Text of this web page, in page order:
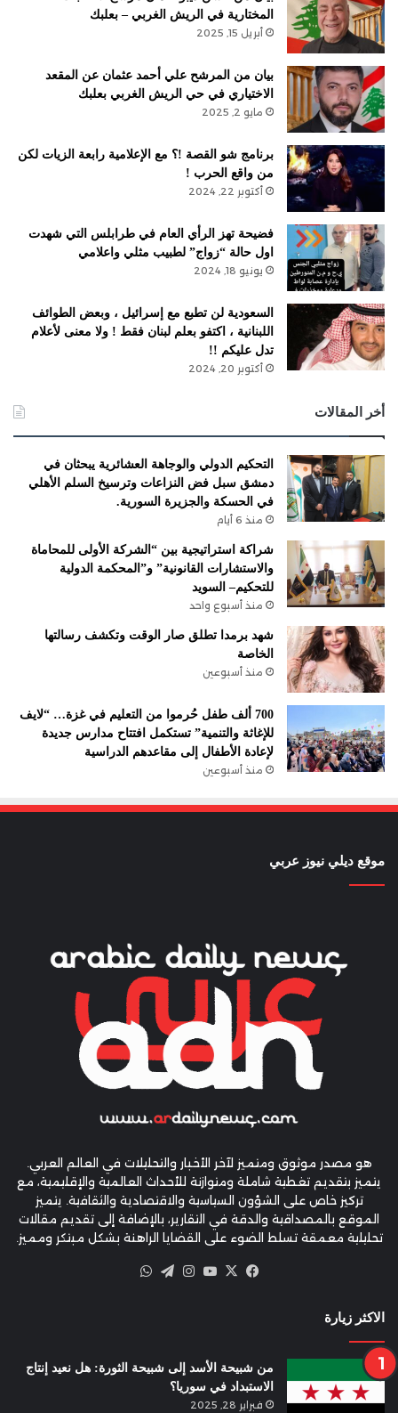
المختارية في الريش الغربي – بعلبك
أبريل 15, 2025
بيان من المرشح علي أحمد عثمان عن المقعد
الاختياري في حي الريش الغربي بعلبك
مايو 2, 2025
برنامج شو القصة !؟ مع الإعلامية رابعة الزيات لكن
من واقع الحرب !
أكتوبر 22, 2024
فضيحة تهز الرأي العام في طرابلس التي شهدت
اول حالة “زواج” لطبيب مثلي واعلامي
يونيو 18, 2024
السعودية لن تطبع مع إسرائيل ، وبعض الطوائف
اللبنانية ، اكتفو بعلم لبنان فقط ! ولا معنى لأعلام
تدل عليكم !!
أكتوبر 20, 2024
أخر المقالات
التحكيم الدولي والوجاهة العشائرية يبحثان في
دمشق سبل فض النزاعات وترسيخ السلم الأهلي
في الحسكة والجزيرة السورية.
منذ 6 أيام
شراكة استراتيجية بين “الشركة الأولى للمحاماة
والاستشارات القانونية” و”المحكمة الدولية
للتحكيم– السويد
منذ أسبوع واحد
شهد برمدا تطلق صار الوقت وتكشف رسالتها
الخاصة
منذ أسبوعين
700 ألف طفل حُرموا من التعليم في غزة… “لايف
للإغاثة والتنمية” تستكمل افتتاح مدارس جديدة
لإعادة الأطفال إلى مقاعدهم الدراسية
منذ أسبوعين
موقع ديلي نيوز عربي
هو مصدر موثوق ومتميز لآخر الأخبار والتحليلات في العالم العربي.
يتميز بتقديم تغطية شاملة ومتوازنة للأحداث العالمية والإقليمية، مع
تركيز خاص على الشؤون السياسية والاقتصادية والثقافية. يتميز
الموقع بالمصداقية والدقة في التقارير، بالإضافة إلى تقديم مقالات
تحليلية معمقة تسلط الضوء على القضايا الراهنة بشكل مبتكر ومميز.
فيسبوك
X يوتيوبانستقرام
تيلقرام
الاكثر زيارة
من شبيحة الأسد إلى شبيحة الثورة: هل نعيد إنتاج
الاستبداد في سوريا؟
فبراير 28, 2025